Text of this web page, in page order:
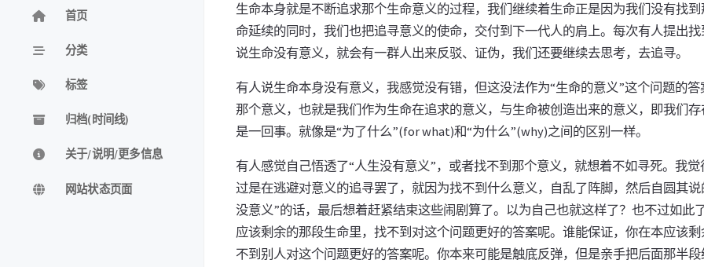
首页
分类
标签
归档(时间线)
关于/说明/更多信息
网站状态页面
生命本身就是不断追求那个生命意义的过程，我们继续着生命正是因为我们没有找
命延续的同时，我们也把追寻意义的使命，交付到下一代人的肩上。每次有人提出
说生命没有意义，就会有一群人出来反驳、证伪，我们还要继续去思考，去追寻。
有人说生命本身没有意义，我感觉没有错，但这没法作为“生命的意义”这个问题的
那个意义，也就是我们作为生命在追求的意义，与生命被创造出来的意义，即我们
是一回事。就像是“为了什么”(for what)和“为什么”(why)之间的区别一样。
有人感觉自己悟透了“人生没有意义”，或者找不到那个意义，就想着不如寻死。我
过是在逃避对意义的追寻罢了，就因为找不到什么意义，自乱了阵脚，然后自圆其
没意义”的话，最后想着赶紧结束这些闹剧算了。以为自己也就这样了？也不过如此
应该剩余的那段生命里，找不到对这个问题更好的答案呢。谁能保证，你在本应该
不到别人对这个问题更好的答案呢。你本来可能是触底反弹，但是亲手把后面那半